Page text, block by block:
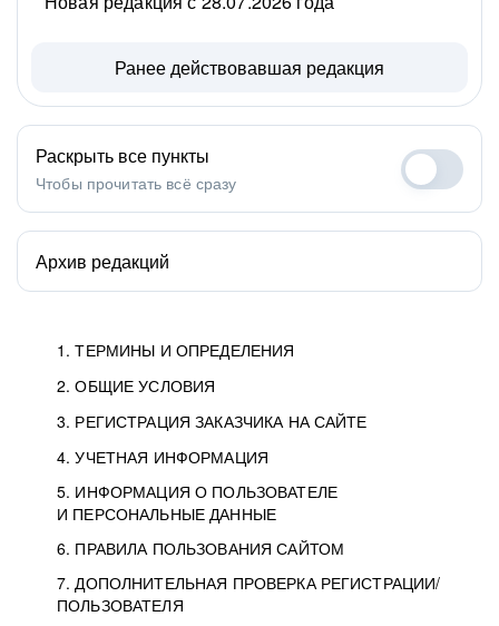
1. ТЕРМИНЫ И ОПРЕДЕЛЕНИЯ
2. ОБЩИЕ УСЛОВИЯ
3. РЕГИСТРАЦИЯ ЗАКАЗЧИКА НА САЙТЕ
4. УЧЕТНАЯ ИНФОРМАЦИЯ
5. ИНФОРМАЦИЯ О ПОЛЬЗОВАТЕЛЕ
И ПЕРСОНАЛЬНЫЕ ДАННЫЕ
6. ПРАВИЛА ПОЛЬЗОВАНИЯ САЙТОМ
7. ДОПОЛНИТЕЛЬНАЯ ПРОВЕРКА РЕГИСТРАЦИИ/
ПОЛЬЗОВАТЕЛЯ
Ранее действовавшая редакция
Раскрыть все пункты
Чтобы прочитать всё сразу
Архив редакций